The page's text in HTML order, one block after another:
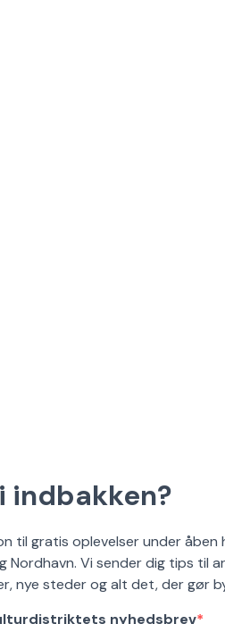
indbakken?
til gratis oplevelser under åben
Nordhavn. Vi sender dig tips til
nye steder og alt det, der gør
nyhedsbrev